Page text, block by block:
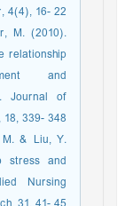
4(4), 16- 22.
M. (2010).
relationship
and
Journal of
339- 348.
& Liu, Y.
stress and
Nursing